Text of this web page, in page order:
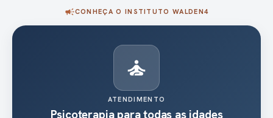
campaignCONHEÇA O INSTITUTO WALDEN4
diversity_3
AUTISMO (TEA)
Programa multidisciplinar para o autismo